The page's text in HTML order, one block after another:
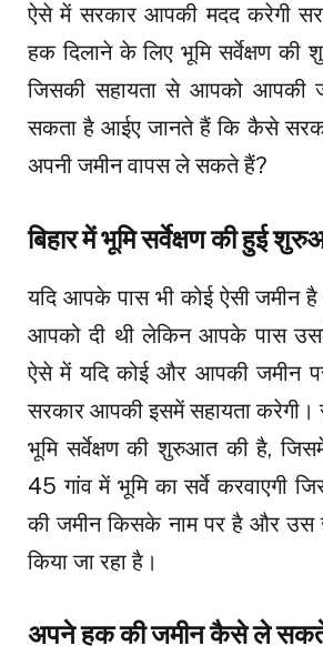
ऐसे में सरकार आपकी मदद करेगी
हक दिलाने के लिए भूमि सर्वेक्षण
जिसकी सहायता से आपको आपकी
सकता है आईए जानते हैं कि कैसे
अपनी जमीन वापस ले सकते हैं?
बिहार में भूमि सर्वेक्षण की हुई
यदि आपके पास भी कोई ऐसी जमीन
आपको दी थी लेकिन आपके पास
ऐसे में यदि कोई और आपकी जमीन
सरकार आपकी इसमें सहायता करेगी।
भूमि सर्वेक्षण की शुरुआत की है,
45 गांव में भूमि का सर्वे करवाएगी
की जमीन किसके नाम पर है और उस
किया जा रहा है।
अपने हक की जमीन कैसे ले